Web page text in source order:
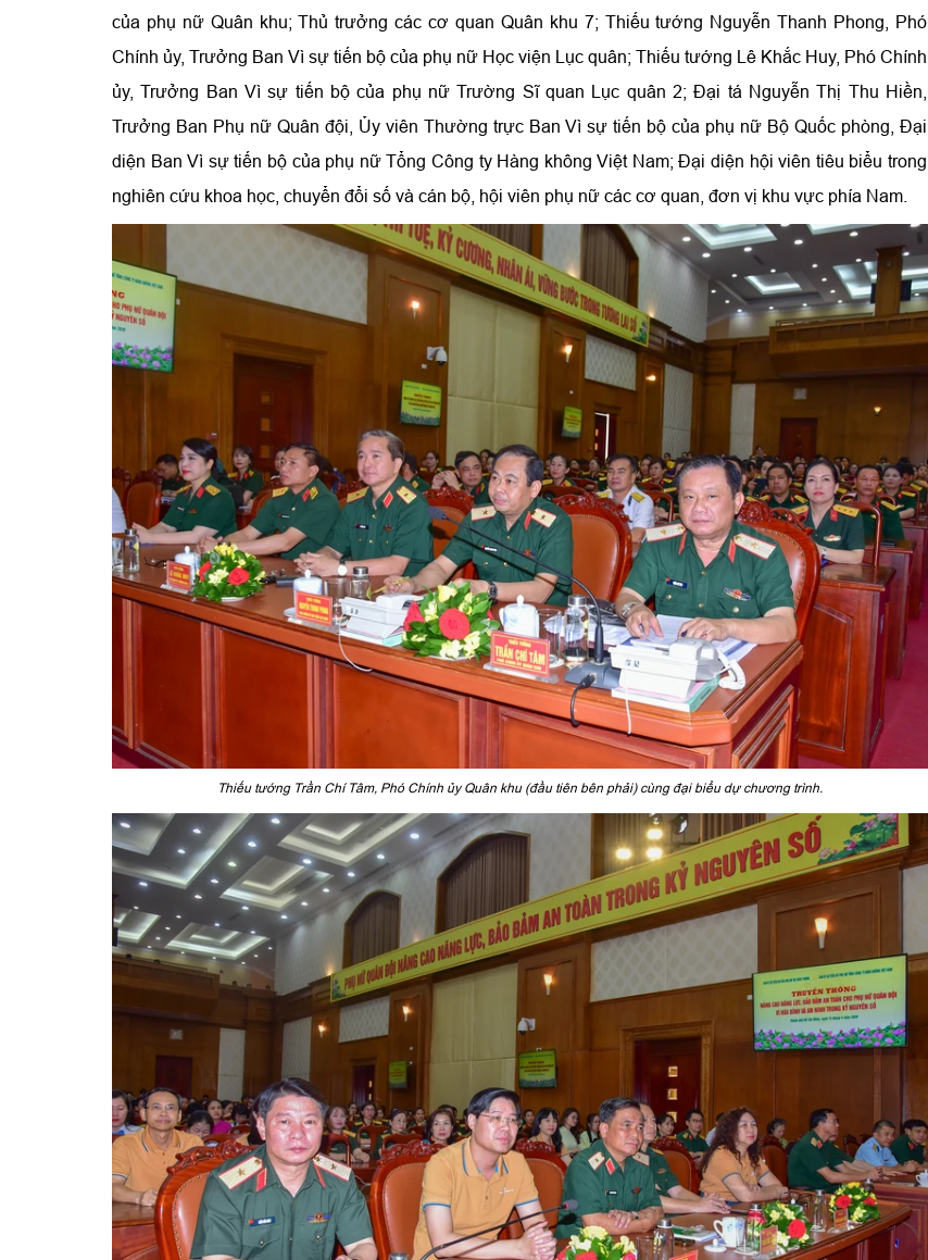
của phụ nữ Quân khu; Thủ trưởng các cơ quan Quân khu 7; Thiếu tướng Nguyễn Thanh Phong, Phó
Chính ủy, Trưởng Ban Vì sự tiến bộ của phụ nữ Học viện Lục quân; Thiếu tướng Lê Khắc Huy, Phó Chính
ủy, Trưởng Ban Vì sự tiến bộ của phụ nữ Trường Sĩ quan Lục quân 2; Đại tá Nguyễn Thị Thu Hiền,
Trưởng Ban Phụ nữ Quân đội, Ủy viên Thường trực Ban Vì sự tiến bộ của phụ nữ Bộ Quốc phòng, Đại
diện Ban Vì sự tiến bộ của phụ nữ Tổng Công ty Hàng không Việt Nam; Đại diện hội viên tiêu biểu trong
nghiên cứu khoa học, chuyển đổi số và cán bộ, hội viên phụ nữ các cơ quan, đơn vị khu vực phía Nam.
Thiếu tướng Trần Chí Tâm, Phó Chính ủy Quân khu (đầu tiên bên phải) cùng đại biểu dự chương trình.